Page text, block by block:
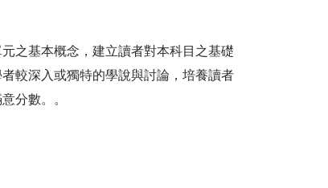
之基本概念，建立讀者對本科目之基礎
較深入或獨特的學說與討論，培養讀者
分數。。